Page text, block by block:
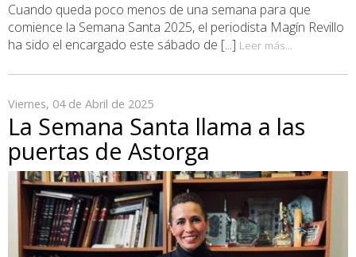
Cuando queda poco menos de una semana para que
comience la Semana Santa 2025, el periodista Magín Revillo
ha sido el encargado este sábado de [...] Leer más...
Viernes, 04 de Abril de 2025
La Semana Santa llama a las
puertas de Astorga